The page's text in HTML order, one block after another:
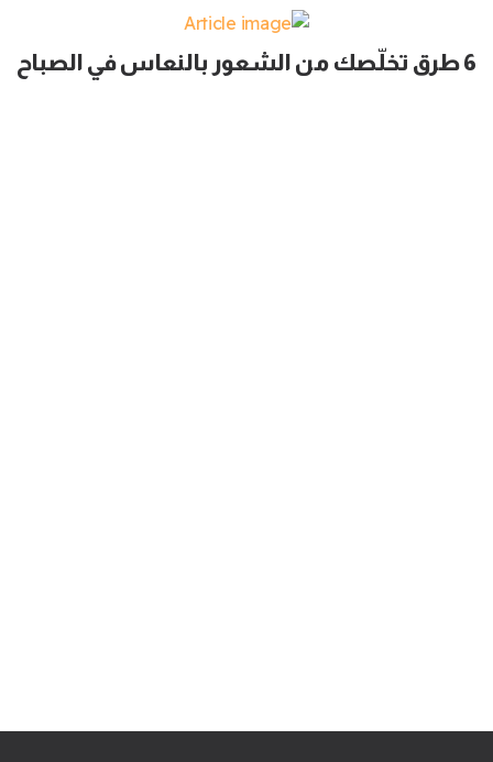
6 طرق تخلّصك من الشعور بالنعاس في الصباح